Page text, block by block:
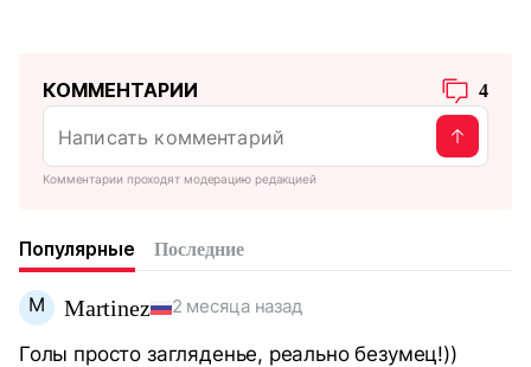
КОММЕНТАРИИ 4
Комментарии проходят модерацию редакцией
Популярные Последние
M Martinez 2 месяца назад
Голы просто загляденье, реально безумец!))